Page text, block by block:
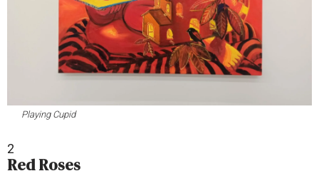
Playing Cupid
2
Red Roses